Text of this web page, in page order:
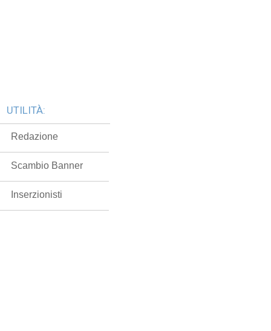
UTILITÀ:
Redazione
Scambio Banner
Inserzionisti